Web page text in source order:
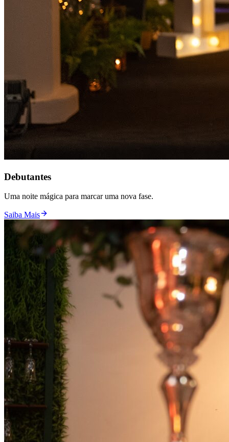
Debutantes
Uma noite mágica para marcar uma nova fase.
Saiba Mais